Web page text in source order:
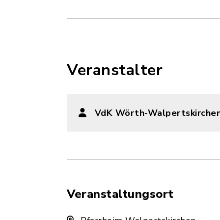
Veranstalter
VdK Wörth-
Veranstaltungsort